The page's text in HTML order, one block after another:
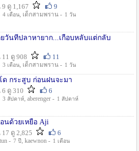
ดู 1,167
9
4 เดือน, เด็กสามพราน - 1 วัน
วันที่ปลาหายาก...เกือบหลับแต่กลับ
ดู 908
11
3 เดือน, เด็กสามพราน - 1 วัน
ด กระสูบ ก่อนฝนจะมา
ดู 310
6
3 สัปดาห์, aberenger - 1 สัปดาห์
นด้วยเหยื่อ Aji
ดู 2,825
6
- 7 ปี , kaewnon - 1 เดือน